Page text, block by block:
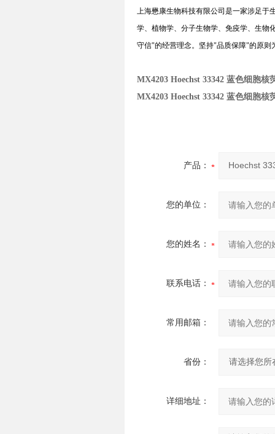
上海懋康生物科技有限公司是一家涉足于
学、植物学、分子生物学、免疫学、生物
守信"的经营理念。坚持"品质保障"的原则
MX4203 Hoechst 33342 蓝色细胞核
MX4203 Hoechst 33342 蓝色细胞核
产品：
您的单位：
您的姓名：
联系电话：
常用邮箱：
省份：
详细地址：